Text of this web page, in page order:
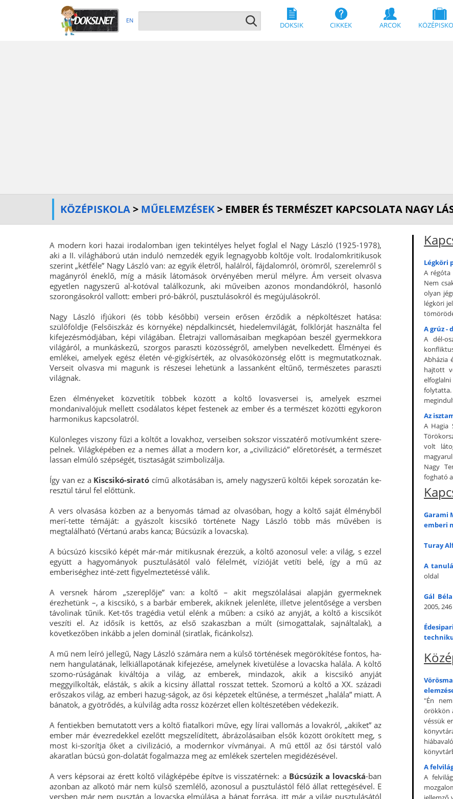
EN
DOKSIK CIKKEK ARCOK
KÖZÉPISKOLA> MŰELEMZÉSEK> EMBER ÉS TERMÉSZET KAPCSOLATA NAGY
A modern kori hazai irodalomban igen tekintélyes helyet foglal el Nagy László (1925-1978),
aki a II. világháború után induló nemzedék egyik legnagyobb költője volt. Irodalomkritikusok
szerint „kétféle” Nagy László van: az egyik életről, halálról, fájdalomról, örömről, szerelemről s
magányról éneklő, míg a másik látomások örvényében merül mélyre. Ám verseit olvasva
egyetlen nagyszerű al-kotóval találkozunk, aki műveiben azonos mondandókról, hasonló
szorongásokról vallott: emberi pró-bákról, pusztulásokról és megújulásokról.
Nagy László ifjúkori (és több későbbi) versein erősen érződik a népköltészet hatása:
szülőföldje (Felsőiszkáz és környéke) népdalkincsét, hiedelemvilágát, folklórját használta fel
kifejezésmódjában, képi világában. Életrajzi vallomásaiban megkapóan beszél gyermekkora
világáról, a munkáskezű, szorgos paraszti közösségről, amelyben nevelkedett. Élményei és
emlékei, amelyek egész életén vé-gigkísérték, az olvasóközönség előtt is megmutatkoznak.
Verseit olvasva mi magunk is részesei lehetünk a lassanként eltűnő, természetes paraszti
világnak.
Ezen élményeket közvetítik többek között a költő lovasversei is, amelyek eszmei
mondanivalójuk mellett csodálatos képet festenek az ember és a természet közötti egykoron
harmonikus kapcsolatról.
Különleges viszony fűzi a költőt a lovakhoz, verseiben sokszor visszatérő motívumként szere-
pelnek. Világképében ez a nemes állat a modern kor, a „civilizáció” előretörését, a természet
lassan elmúló szépségét, tisztaságát szimbolizálja.
Így van ez a Kiscsikó-sirató című alkotásában is, amely nagyszerű költői képek sorozatán ke-
resztül tárul fel előttünk.
A vers olvasása közben az a benyomás támad az olvasóban, hogy a költő saját élményből
merí-tette témáját: a gyászolt kiscsikó története Nagy László több más művében is
megtalálható (Vértanú arabs kanca; Búcsúzik a lovacska).
A búcsúzó kiscsikó képét már-már mitikusnak érezzük, a költő azonosul vele: a világ, s ezzel
együtt a hagyományok pusztulásától való félelmét, vízióját vetíti belé, így a mű az
emberiséghez inté-zett figyelmeztetéssé válik.
A versnek három „szereplője” van: a költő – akit megszólalásai alapján gyermeknek
érezhetünk –, a kiscsikó, s a barbár emberek, akiknek jelenléte, illetve jelentősége a versben
távolinak tűnik. Ket-tős tragédia vetül elénk a műben: a csikó az anyját, a költő a kiscsikót
veszíti el. Az idősík is kettős, az első szakaszban a múlt (simogattalak, sajnáltalak), a
következőben inkább a jelen dominál (siratlak, ficánkolsz).
A mű nem leíró jellegű, Nagy László számára nem a külső történések megörökítése fontos, ha-
nem hangulatának, lelkiállapotának kifejezése, amelynek kivetülése a lovacska halála. A költő
szomo-rúságának kiváltója a világ, az emberek, mindazok, akik a kiscsikó anyját
meggyilkolták, elásták, s akik a kicsiny állattal rosszat tettek. Szomorú a költő a XX. századi
erőszakos világ, az emberi hazug-ságok, az ősi képzetek eltűnése, a természet „halála” miatt. A
bánatok, a gyötrődés, a külvilág adta rossz közérzet ellen költészetében védekezik.
A fentiekben bemutatott vers a költő fiatalkori műve, egy lírai vallomás a lovakról, „akiket” az
ember már évezredekkel ezelőtt megszelídített, ábrázolásaiban elsők között örökített meg, s
most ki-szorítja őket a civilizáció, a modernkor vívmányai. A mű ettől az ősi társtól való
akaratlan búcsú gon-dolatát fogalmazza meg az emlékek szertelen megidézésével.
A vers képsorai az érett költő világképébe építve is visszatérnek: a Búcsúzik a lovacská-ban
azonban az alkotó már nem külső szemlélő, azonosul a pusztulástól félő állat rettegésével. E
versben már nem pusztán a lovacska elmúlása a bánat forrása, itt már a világ pusztulásától
Légköri
A régóta
Nem
olyan
légköri
A grúz -
A dél-
Abházia
hajtott
folytatta.
Az
A Hagia
volt
Nagy
fogható
Garami
emberi
Turay
A
oldal
Gál
2005,
"Én
örökkön
véssük
A
A